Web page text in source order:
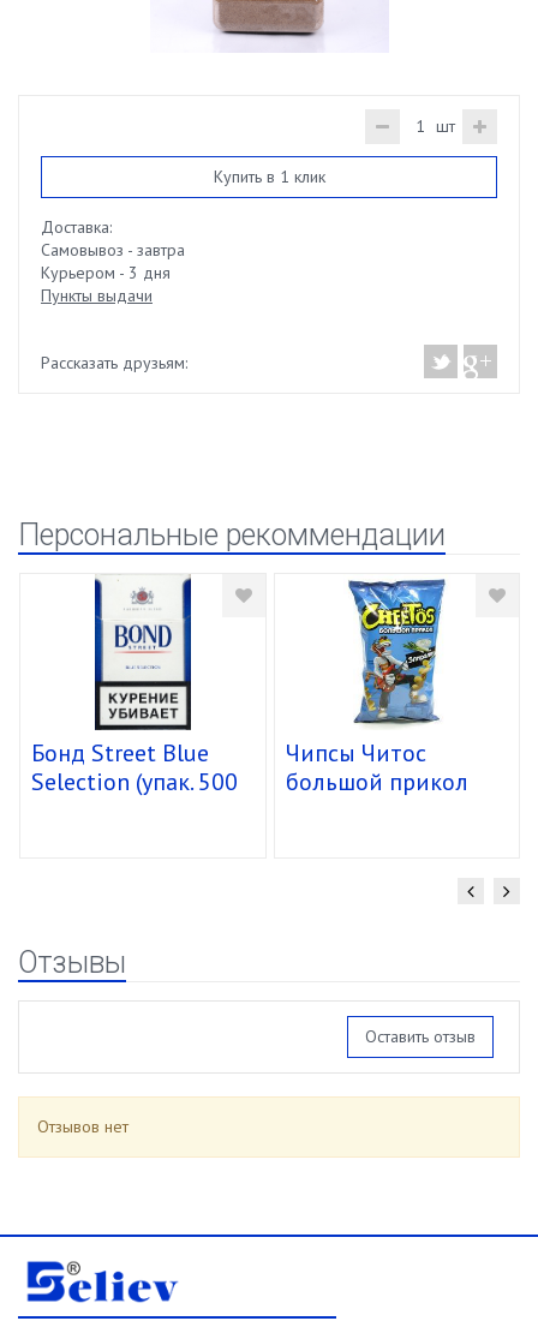
шт
Купить в 1 клик
Доставка:
Самовывоз - завтра
Курьером - 3 дня
Пункты выдачи
Рассказать друзьям:
Персональные рекоммендации
Бонд Street Blue
Selection (упак. 500
Чипсы Читос
большой прикол
Отзывы
Оставить отзыв
Отзывов нет